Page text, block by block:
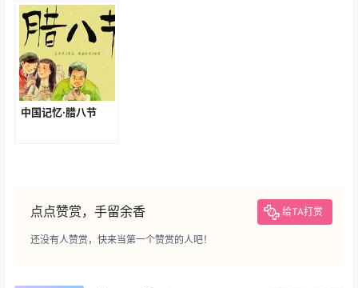
中国记忆·腊八节
点点赞赏，手留余香 给TA打赏
还没有人赞赏，快来当第一个赞赏的人吧！